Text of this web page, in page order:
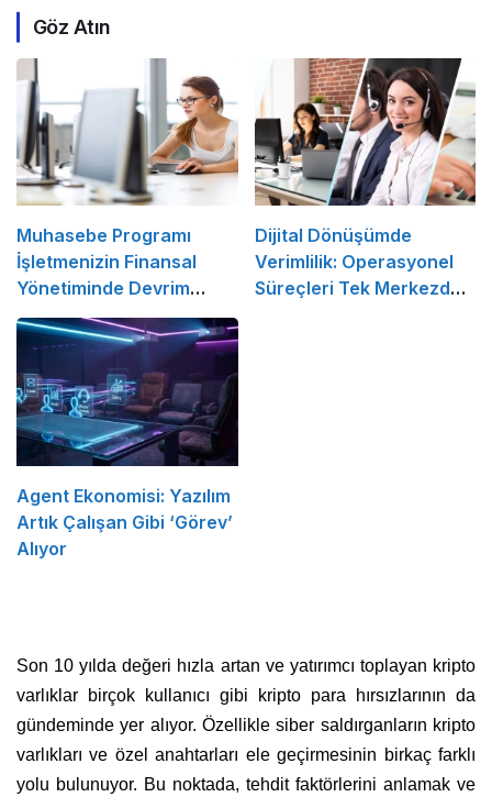
Göz Atın
Muhasebe Programı
İşletmenizin Finansal
Yönetiminde Devrim
Yaratacak Çözüm
Dijital Dönüşümde
Verimlilik: Operasyonel
Süreçleri Tek Merkezden
Agent Ekonomisi: Yazılım
Artık Çalışan Gibi ‘Görev’
Alıyor
Son 10 yılda değeri hızla artan ve yatırımcı toplayan kripto
varlıklar birçok kullanıcı gibi kripto para hırsızlarının da
gündeminde yer alıyor. Özellikle siber saldırganların kripto
varlıkları ve özel anahtarları ele geçirmesinin birkaç farklı
yolu bulunuyor. Bu noktada, tehdit faktörlerini anlamak ve